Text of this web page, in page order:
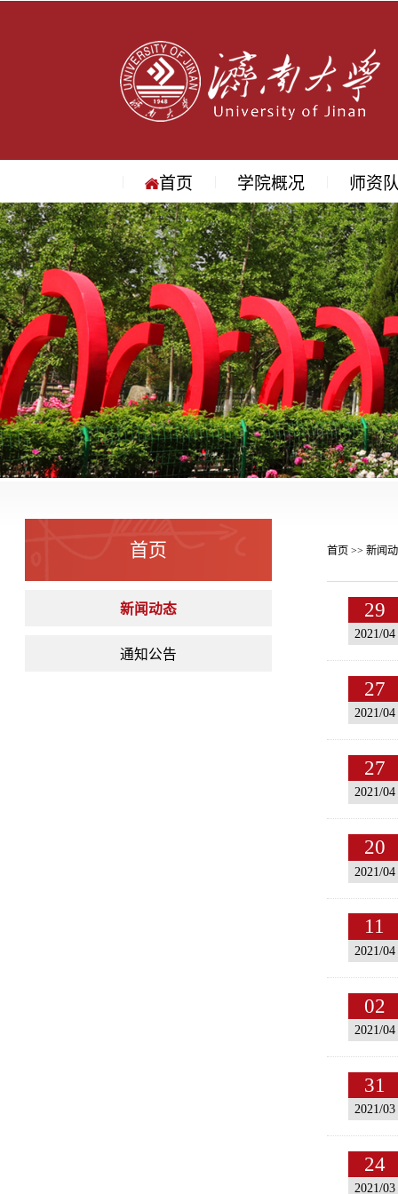
首页 学院概况
学院简介
学院领导
机构设置
院长寄语
地理位置
师资
教授
副教授
讲师
名师访
首页
新闻动态
通知公告
首页>> 新闻
29
2021/04
27
2021/04
27
2021/04
20
2021/04
11
2021/04
02
2021/04
31
2021/03
24
2021/03